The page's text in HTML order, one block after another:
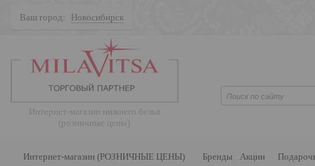
Ваш город: Новосибирск
Интернет-магазин нижнего белья
(розничные цены)
Интернет-магазин (РОЗНИЧНЫЕ ЦЕНЫ) Бренды Акции